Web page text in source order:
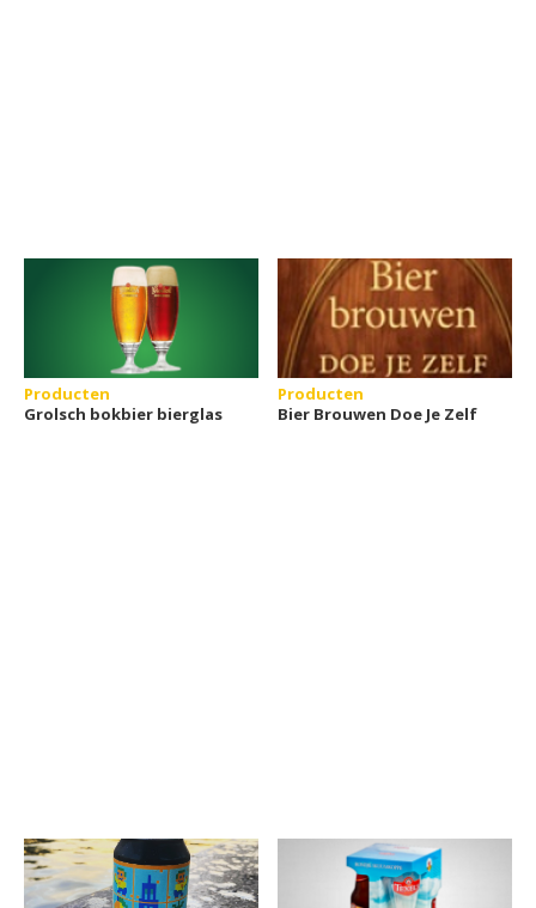
Producten
Grolsch bokbier bierglas
Producten
Bier Brouwen Doe Je Zelf